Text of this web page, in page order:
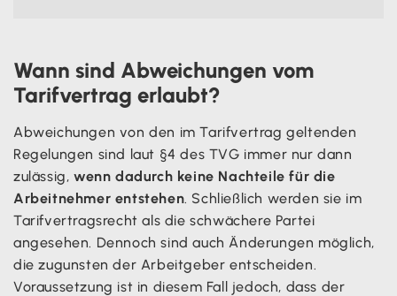
Wann sind Abweichungen vom
Tarifvertrag erlaubt?
Abweichungen von den im Tarifvertrag geltenden
Regelungen sind laut §4 des TVG immer nur dann
zulässig, wenn dadurch keine Nachteile für die
Arbeitnehmer entstehen. Schließlich werden sie im
Tarifvertragsrecht als die schwächere Partei
angesehen. Dennoch sind auch Änderungen möglich,
die zugunsten der Arbeitgeber entscheiden.
Voraussetzung ist in diesem Fall jedoch, dass der